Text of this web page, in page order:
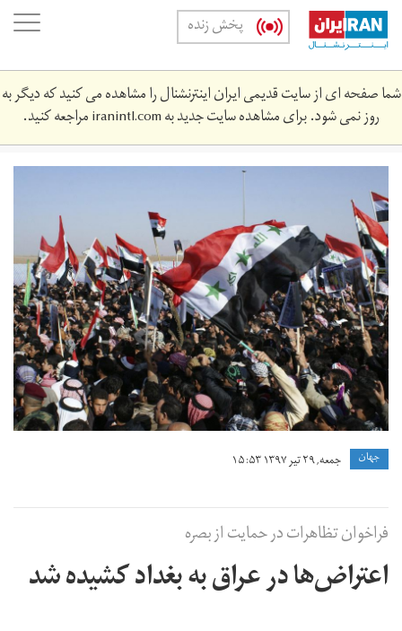
Skip
main
content
پخش زنده
شما صفحه ای از سایت قدیمی ایران اینترنشنال را مشاهده می کنید که دیگر به
روز نمی شود. برای مشاهده سایت جدید بهiranintl.comمراجعه کنید.
iraqi-
revolution.jpg
جهان جمعه, ۲۹ تیر ۱۳۹۷ ۱۵:۵۳
فراخوان تظاهرات در حمایت از بصره
اعتراض‌ها در عراق به بغداد کشیده شد